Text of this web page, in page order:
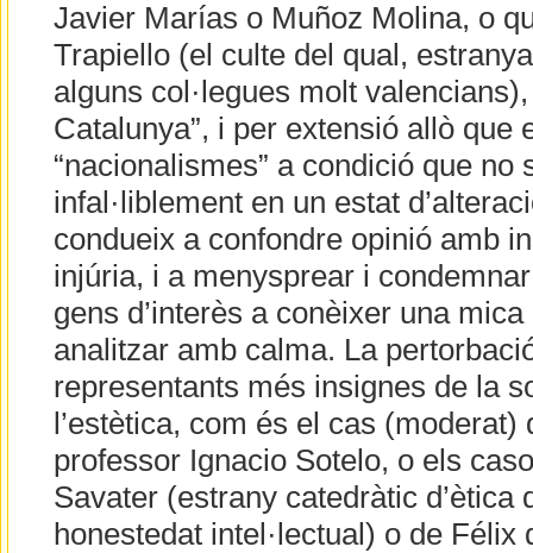
Javier Marías o Muñoz Molina, o
Trapiello (el culte del qual,
alguns col·legues molt
Catalunya”, i per extensió allò que
“nacionalismes” a condició que no
infal·liblement en un estat
condueix a confondre opinió amb
injúria, i a menysprear i
gens d’interès a conèixer una
analitzar amb calma. La
representants més insignes de la
l’estètica, com és el cas (moderat)
professor Ignacio Sotelo, o els
Savater (estrany catedràtic d’ètica
honestedat intel·lectual) o de Félix